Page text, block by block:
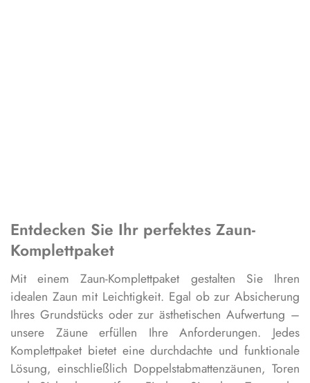
Entdecken Sie Ihr perfektes Zaun-
Komplettpaket
Mit einem Zaun-Komplettpaket gestalten Sie Ihren
idealen Zaun mit Leichtigkeit. Egal ob zur Absicherung
Ihres Grundstücks oder zur ästhetischen Aufwertung –
unsere Zäune erfüllen Ihre Anforderungen. Jedes
Komplettpaket bietet eine durchdachte und funktionale
Lösung, einschließlich Doppelstabmattenzäunen, Toren